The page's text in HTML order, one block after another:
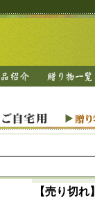
【売り切